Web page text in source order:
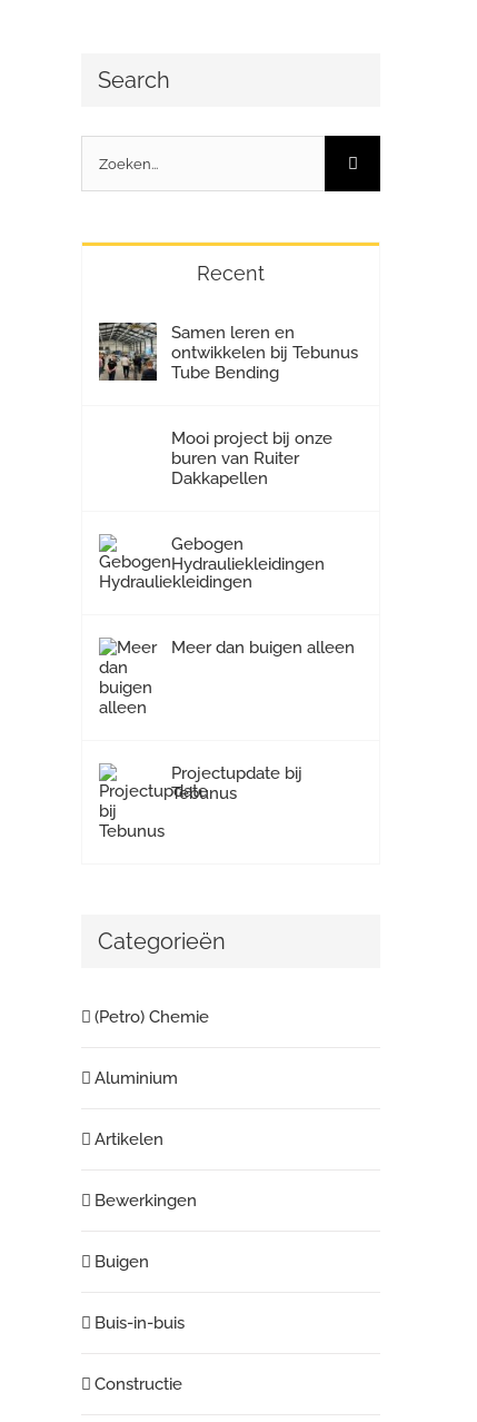
Search
Zoeken
naar:
Recent
Samen leren en
ontwikkelen bij Tebunus
Tube Bending
Mooi project bij onze
buren van Ruiter
Dakkapellen
Gebogen
Hydrauliekleidingen
Meer dan buigen alleen
Projectupdate bij
Tebunus
Categorieën
(Petro) Chemie
Aluminium
Artikelen
Bewerkingen
Buigen
Buis-in-buis
Constructie